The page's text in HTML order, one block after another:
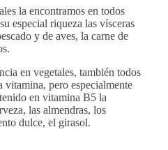
la encontramos en todos
especial riqueza las vísceras
y de aves, la carne de
en vegetales, también todos
vitamina, pero especialmente
en vitamina B5 la
las almendras, los
dulce, el girasol.